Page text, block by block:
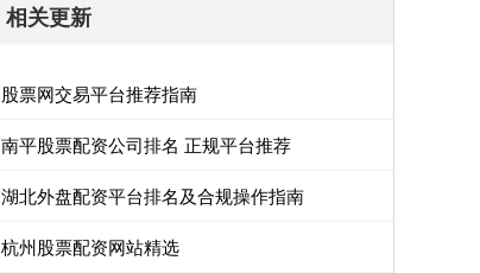
相关更新
股票网交易平台推荐指南
南平股票配资公司排名 正规平台推荐
湖北外盘配资平台排名及合规操作指南
杭州股票配资网站精选